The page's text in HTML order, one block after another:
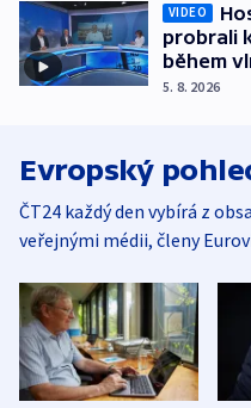
VIDEO
probrali
během
5. 8. 2026
Evropský
ČT24 každý den vybírá z
veřejnými médii, členy